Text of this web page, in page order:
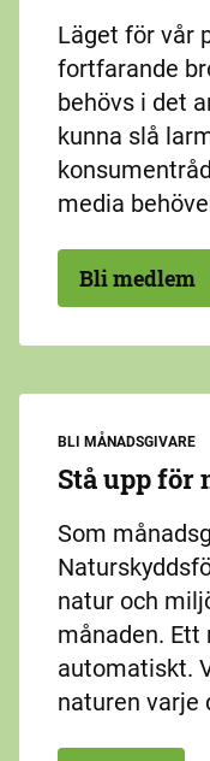
Läget för vår
fortfarande
behövs i det
kunna slå
media
Bli medlem
BLI MÅNADSGIVARE
Stå upp för
Som
natur och
månaden.
automatiskt.
naturen varje